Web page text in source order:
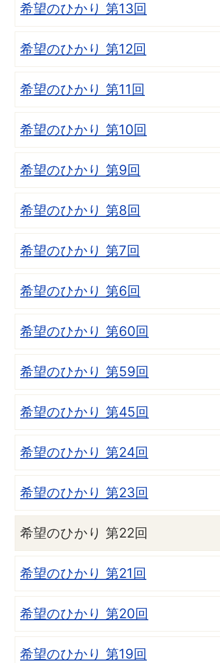
希望のひかり 第13回
希望のひかり 第12回
希望のひかり 第11回
希望のひかり 第10回
希望のひかり 第9回
希望のひかり 第8回
希望のひかり 第7回
希望のひかり 第6回
希望のひかり 第60回
希望のひかり 第59回
希望のひかり 第45回
希望のひかり 第24回
希望のひかり 第23回
希望のひかり 第22回
希望のひかり 第21回
希望のひかり 第20回
希望のひかり 第19回